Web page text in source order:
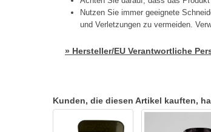
Nutzen Sie immer geeignete
und Verletzungen zu vermeiden.
» Hersteller/EU Verantwortliche
Kunden, die diesen Artikel kauften,